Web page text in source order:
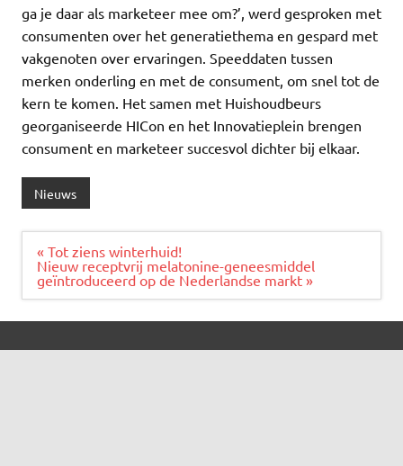
ga je daar als marketeer mee om?’, werd gesproken met
consumenten over het generatiethema en gespard met
vakgenoten over ervaringen. Speeddaten tussen
merken onderling en met de consument, om snel tot de
kern te komen. Het samen met Huishoudbeurs
georganiseerde HICon en het Innovatieplein brengen
consument en marketeer succesvol dichter bij elkaar.
Nieuws
Bericht
navigatie
« Tot ziens winterhuid!
Nieuw receptvrij melatonine-geneesmiddel
geïntroduceerd op de Nederlandse markt »